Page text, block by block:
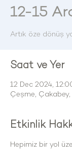
12-15
Artık öze dönüş
Saat ve Yer
12 Dec 2024,
Çeşme,
Etkinlik
Hepimiz bir yol